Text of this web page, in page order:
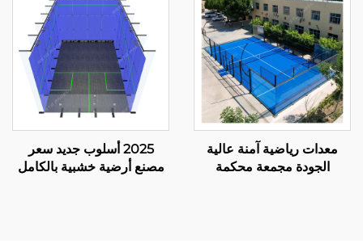
001-2
معدات رياضية آمنة عالية
الجودة مجمعة محكمة
2025 أسلوب جديد سعر
مصنع أرضية خشبية بالكامل